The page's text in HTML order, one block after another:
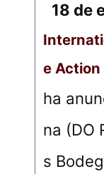
18 de
e Action
ha
na (DO
s